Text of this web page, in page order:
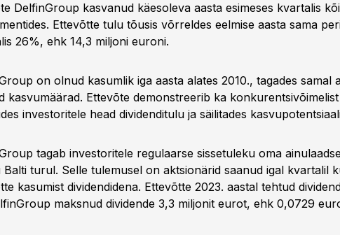
DelfinGroup kasvanud käesoleva aasta esimeses kvartalis
Ettevõtte tulu tõusis võrreldes eelmise aasta sama
26%, ehk 14,3 miljoni euroni.
on olnud kasumlik iga aasta alates 2010., tagades samal
kasvumäärad. Ettevõte demonstreerib ka
investoritele head dividenditulu ja säilitades
tagab investoritele regulaarse sissetuleku oma
Balti turul. Selle tulemusel on aktsionärid saanud igal kvartalil
kasumist dividendidena. Ettevõtte 2023. aastal tehtud
maksnud dividende 3,3 miljonit eurot, ehk 0,0729